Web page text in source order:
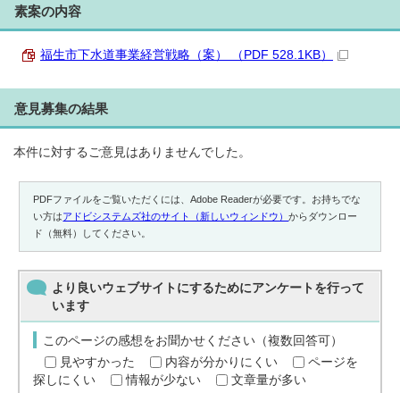
素案の内容
福生市下水道事業経営戦略（案） （PDF 528.1KB）
意見募集の結果
本件に対するご意見はありませんでした。
PDFファイルをご覧いただくには、Adobe Readerが必要です。お持ちでな
い方はアドビシステムズ社のサイト（新しいウィンドウ）からダウンロー
ド（無料）してください。
より良いウェブサイトにするためにアンケートを行って
います
このページの感想をお聞かせください（複数回答可）
見やすかった
内容が分かりにくい
ページを
探しにくい
情報が少ない 文章量が多い